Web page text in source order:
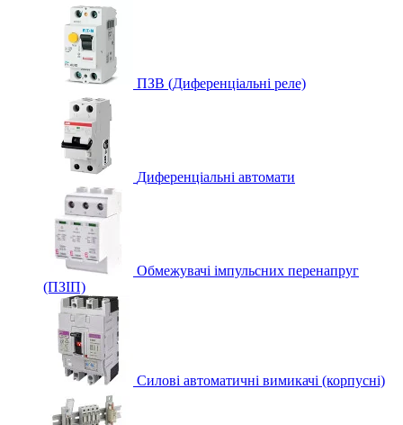
ПЗВ (Диференціальні реле)
Диференціальні автомати
Обмежувачі імпульсних перенапруг
(ПЗІП)
Силові автоматичні вимикачі (корпусні)